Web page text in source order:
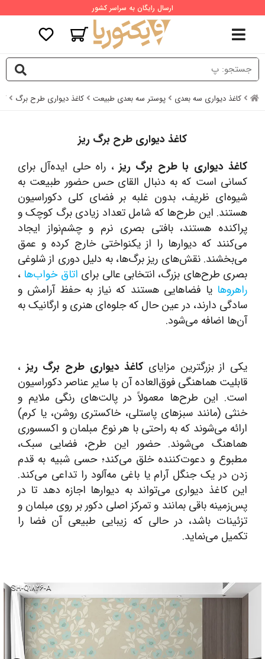
ارسال رایگان به سراسر کشور
کاغذ دیواری سه بعدی پوستر سه بعدی طبیعت کاغذ دیواری طرح برگ
کاغذ دیواری طرح برگ ریز
کاغذ دیواری با طرح برگ ریز، راه حلی ایده‌آل برای
کسانی است که به دنبال القای حس حضور طبیعت به
شیوه‌ای ظریف، بدون غلبه بر فضای کلی دکوراسیون
هستند. این طرح‌ها که شامل تعداد زیادی برگ کوچک و
پراکنده هستند، بافتی بصری نرم و چشم‌نواز ایجاد
می‌کنند که دیوارها را از یکنواختی خارج کرده و عمق
می‌بخشند. نقش‌های ریز برگ‌ها، به دلیل دوری از شلوغی
بصری طرح‌های بزرگ، انتخابی عالی برای اتاق خواب‌ها ،
راهروهایا فضاهایی هستند که نیاز به حفظ آرامش و
سادگی دارند، در عین حال که جلوه‌ای هنری و ارگانیک به
آن‌ها اضافه می‌شود.
یکی از بزرگترین مزایای کاغذ دیواری طرح برگ ریز ،
قابلیت هماهنگی فوق‌العاده آن با سایر عناصر دکوراسیون
است. این طرح‌ها معمولاً در پالت‌های رنگی ملایم و
خنثی (مانند سبزهای پاستلی، خاکستری روشن، یا کرم)
ارائه می‌شوند که به راحتی با هر نوع مبلمان و اکسسوری
هماهنگ می‌شوند. حضور این طرح، فضایی سبک،
مطبوع و دعوت‌کننده خلق می‌کند؛ حسی شبیه به قدم
زدن در یک جنگل آرام یا باغی مه‌آلود را تداعی می‌کند.
این کاغذ دیواری می‌تواند به دیوارها اجازه دهد تا در
پس‌زمینه باقی بمانند و تمرکز اصلی دکور بر روی مبلمان و
تزئینات باشد، در حالی که زیبایی طبیعی آن فضا را
تکمیل می‌نماید.
SH-Q۱۸۲۶-A